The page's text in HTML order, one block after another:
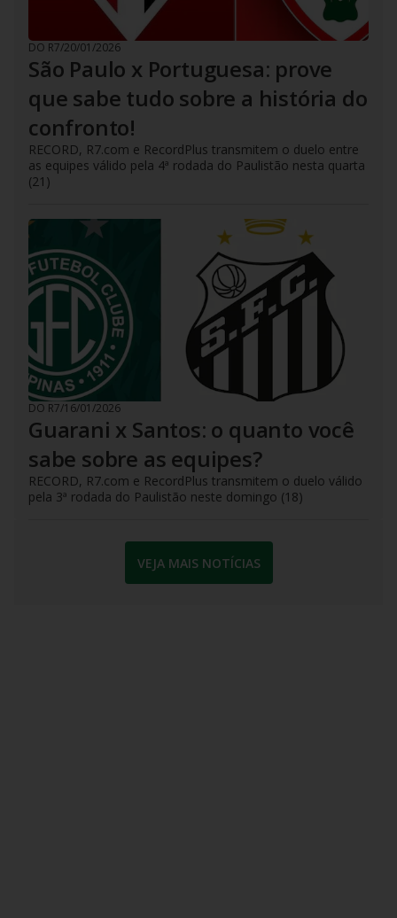
DO R7/20/01/2026
São Paulo x Portuguesa: prove
que sabe tudo sobre a história do
confronto!
RECORD, R7.com e RecordPlus transmitem o duelo entre
as equipes válido pela 4ª rodada do Paulistão nesta quarta
(21)
DO R7/16/01/2026
Guarani x Santos: o quanto você
sabe sobre as equipes?
RECORD, R7.com e RecordPlus transmitem o duelo válido
pela 3ª rodada do Paulistão neste domingo (18)
VEJA MAIS NOTÍCIAS